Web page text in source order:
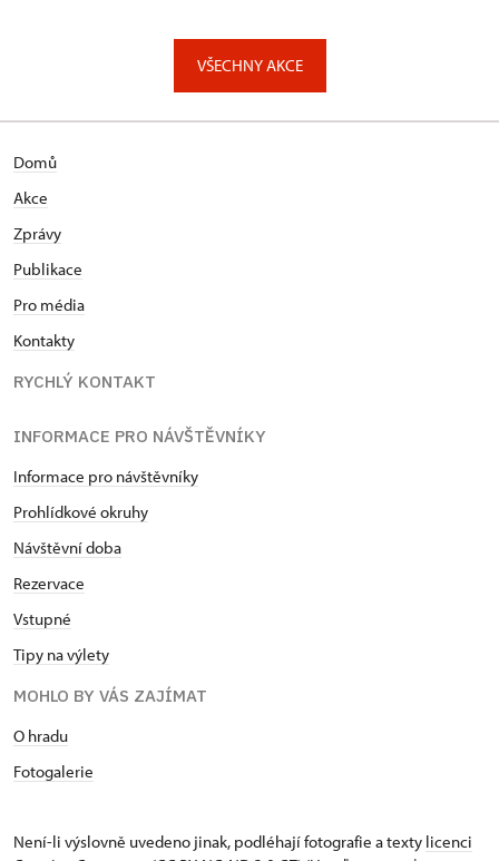
VŠECHNY AKCE
Domů
Akce
Zprávy
Publikace
Pro média
Kontakty
RYCHLÝ KONTAKT
INFORMACE PRO NÁVŠTĚVNÍKY
Informace pro návštěvníky
Prohlídkové okruhy
Návštěvní doba
Rezervace
Vstupné
Tipy na výlety
MOHLO BY VÁS ZAJÍMAT
O hradu
Fotogalerie
Není-li výslovně uvedeno jinak, podléhají fotografie a texty licenci